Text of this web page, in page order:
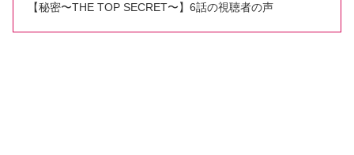
【秘密〜THE TOP SECRET〜】6話の視聴者の声